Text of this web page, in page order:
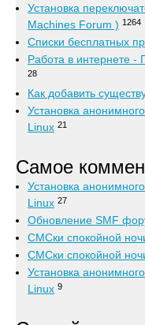
Установка
Machines Forum ) 1264
Списки бесплатных
Работа в интернете -
28
Как добавить
Установка
Linux 21
Самое
Установка
Linux 27
Обновление SMF
СМСки спокойной
СМСки спокойной
Установка
Linux 9